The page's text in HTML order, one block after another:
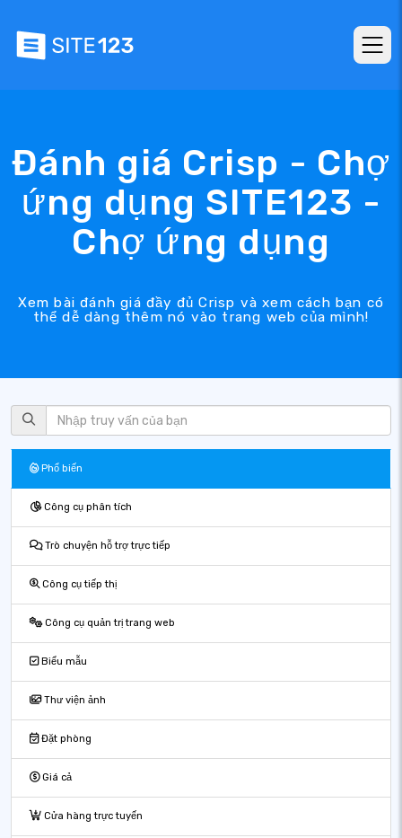
Đánh giá Crisp - Chợ
ứng dụng SITE123 -
Chợ ứng dụng
Xem bài đánh giá đầy đủ Crisp và xem cách bạn có
thể dễ dàng thêm nó vào trang web của mình!
Phổ biến
Công cụ phân tích
Trò chuyện hỗ trợ trực tiếp
Công cụ tiếp thị
Công cụ quản trị trang web
Biểu mẫu
Thư viện ảnh
Đặt phòng
Giá cả
Cửa hàng trực tuyến